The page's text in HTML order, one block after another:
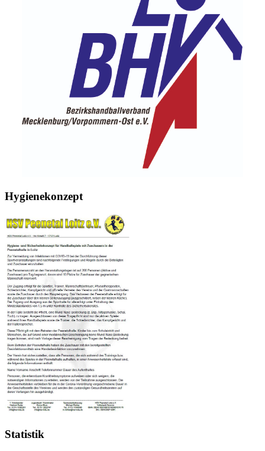
Hygienekonzept
Statistik